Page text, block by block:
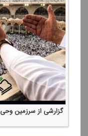
گزارشی از سرزمین وحی